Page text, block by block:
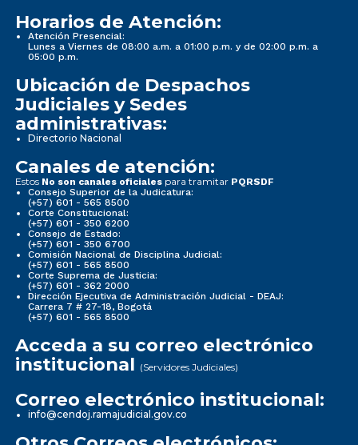
Horarios de Atención:
Atención Presencial:
Lunes a Viernes de 08:00 a.m. a 01:00 p.m. y de 02:00 p.m. a
05:00 p.m.
Ubicación de Despachos
Judiciales y Sedes
administrativas:
Directorio Nacional
Canales de atención:
Estos No son canales oficiales para tramitar PQRSDF
Consejo Superior de la Judicatura:
(+57) 601 - 565 8500
Corte Constitucional:
(+57) 601 - 350 6200
Consejo de Estado:
(+57) 601 - 350 6700
Comisión Nacional de Disciplina Judicial:
(+57) 601 - 565 8500
Corte Suprema de Justicia:
(+57) 601 - 362 2000
Dirección Ejecutiva de Administración Judicial - DEAJ:
Carrera 7 # 27-18, Bogotá
(+57) 601 - 565 8500
Acceda a su correo electrónico
institucional (Servidores Judiciales)
Correo electrónico institucional:
info@cendoj.ramajudicial.gov.co